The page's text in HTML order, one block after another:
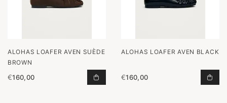
ALOHAS LOAFER AVEN SUÈDE
BROWN
€160,00 LOAFER AVEN SUÈDE BROWN
ALOHAS LOAFER AVEN BLACK
€160,00